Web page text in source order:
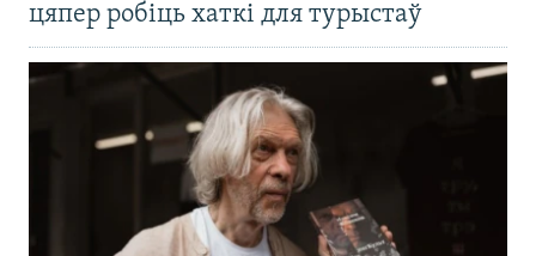
цяпер робіць хаткі для турыстаў